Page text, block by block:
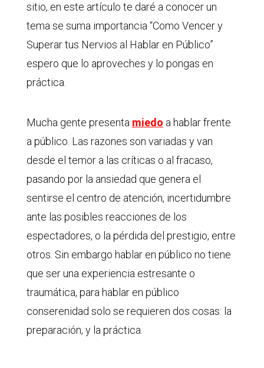
sitio, en este artículo te daré a conocer un
tema se suma importancia “Como Vencer y
Superar tus Nervios al Hablar en Público”
espero que lo aproveches y lo pongas en
práctica.
Mucha gente presenta miedo a hablar frente
a público. Las razones son variadas y van
desde el temor a las críticas o al fracaso,
pasando por la ansiedad que genera el
sentirse el centro de atención, incertidumbre
ante las posibles reacciones de los
espectadores, o la pérdida del prestigio, entre
otros. Sin embargo hablar en público no tiene
que ser una experiencia estresante o
traumática, para hablar en público
conserenidad solo se requieren dos cosas: la
preparación, y la práctica.